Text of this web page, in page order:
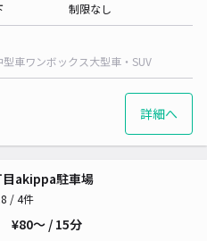
制限なし
型車ワンボックス大型車・SUV
詳細へ
akippa駐車場
/ 4件
¥80〜 / 15分